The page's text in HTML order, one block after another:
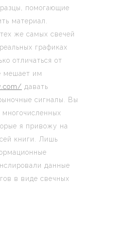
помогающие
материал.
же самых свечей
графиках
отличаться от
мешает им
давать
сигналы. Вы
я привожу на
книги. Лишь
данные
в виде свечных